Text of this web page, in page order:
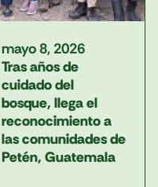
mayo 8, 2026
Tras años de
cuidado del
bosque, llega el
reconocimiento a
las comunidades de
Petén, Guatemala